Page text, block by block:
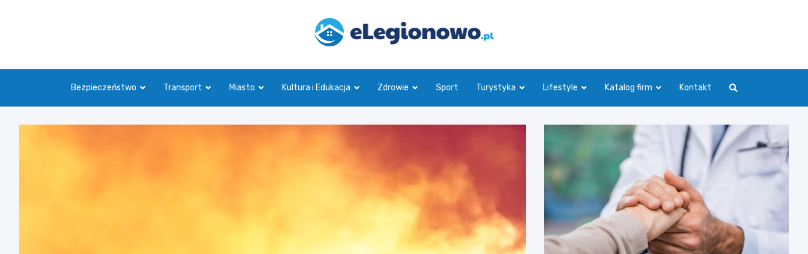
eLegionowo.pl
Bezpieczeństwo Transport Miasto Kultura i Edukacja Zdrowie Sport Turystyka Lifestyle Katalog firm Kontakt